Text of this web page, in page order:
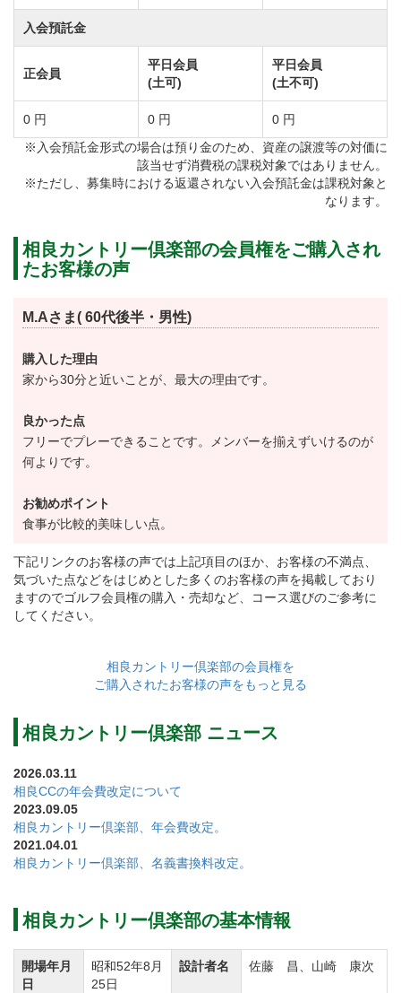
平日会員 55,000円（税込）→ 110,000円（税込）
年会費を下記のとおり改定します。
①実施 令和6年度分（令和6年1月）より
②年会費
正会員【改定前】19,800円（税込）→【改定後】
特別平日会員【改定前】13,200円（税込）→【改定
平日会員【改定前】10,560円（税込）→【改定後】
14,300円
年会費を下記のとおり改定します。
①実施：令和8年1月1日より
②年会費
正会員【改定前】28,600円（税込）→【改定後】
30,800円（税込）
特別平日会員(月～土)【改定前】18,700円（税込）
平日会員(月～金)【改定前】14,300円（税込）→【改
冬季会員(12月～3月前日)【改定前】7,480円（税込）
→【改定後】8,030円（税込）
週一会員(月～金から指定)【改定前】5,280円（税込）
家族会員【改定前】28,600円（税込）→【改定後】
グループ会員【改定前】15,400円（税込）→【改定
終身会員【改定前】28,600円（税込）→【改定後】
30,800円（税込）
メンバーファミリー会員【改定前】28,600円（税込）
→【改定後】30,800円（税込）
年会費を下記のとおり改定します。
①実施…令和9年度分(令和9年1月1日)より
②年会費(会計年度：1月～12月)
入会預託金
正会員
平日会員
(土可)
平日会員
(土不可)
0 円 0 円
0 円
※入会預託金形式の場合は預り金のため、資産の譲渡等の対価に
該当せず消費税の課税対象ではありません。
※ただし、募集時における返還されない入会預託金は課税対象と
なります。
相良カントリー倶楽部の会員権をご購入され
たお客様の声
M.Aさま( 60代後半・男性)
購入した理由
家から30分と近いことが、最大の理由です。
良かった点
フリーでプレーできることです。メンバーを揃えずいけるのが
何よりです。
お勧めポイント
食事が比較的美味しい点。
下記リンクのお客様の声では上記項目のほか、お客様の不満点、
気づいた点などをはじめとした多くのお客様の声を掲載しており
ますのでゴルフ会員権の購入・売却など、コース選びのご参考に
してください。
相良カントリー倶楽部の会員権を
ご購入されたお客様の声をもっと見る
相良カントリー倶楽部 ニュース
2026.03.11
相良CCの年会費改定について
2023.09.05
相良カントリー倶楽部、年会費改定。
2021.04.01
相良カントリー倶楽部、名義書換料改定。
相良カントリー倶楽部の基本情報
開場年月
日
昭和52年8月
25日
設計者名 佐藤 昌、山崎 康次